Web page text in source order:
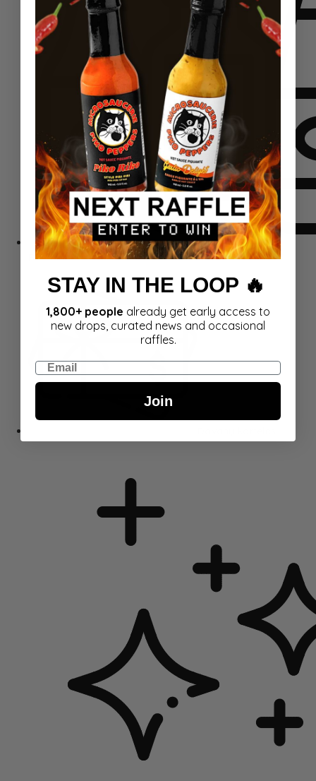
Rinkiniai
STAY IN THE LOOP 🔥
1,800+ people already get early access to
new drops, curated news and occasional
raffles.
Email
Join